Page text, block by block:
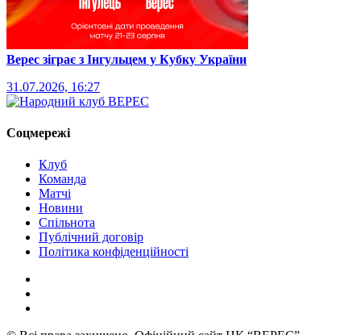
Верес зіграє з Інгульцем у Кубку України
31.07.2026, 16:27
Соцмережі
Клуб
Команда
Матчі
Новини
Спільнота
Публічний договір
Політика конфіденційності